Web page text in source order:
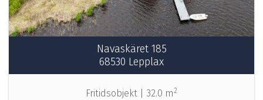
Navaskäret 185
68530 Lepplax
Fritidsobjekt | 32.0 m2